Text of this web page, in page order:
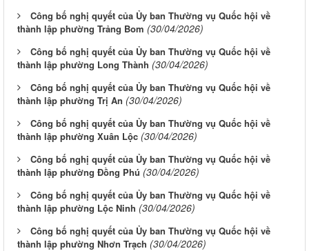
Công bố nghị quyết của Ủy ban Thường vụ Quốc hội về
thành lập phường Trảng Bom (30/04/2026)
Công bố nghị quyết của Ủy ban Thường vụ Quốc hội về
thành lập phường Long Thành (30/04/2026)
Công bố nghị quyết của Ủy ban Thường vụ Quốc hội về
thành lập phường Trị An (30/04/2026)
Công bố nghị quyết của Ủy ban Thường vụ Quốc hội về
thành lập phường Xuân Lộc (30/04/2026)
Công bố nghị quyết của Ủy ban Thường vụ Quốc hội về
thành lập phường Đồng Phú (30/04/2026)
Công bố nghị quyết của Ủy ban Thường vụ Quốc hội về
thành lập phường Lộc Ninh (30/04/2026)
Công bố nghị quyết của Ủy ban Thường vụ Quốc hội về
thành lập phường Nhơn Trạch (30/04/2026)